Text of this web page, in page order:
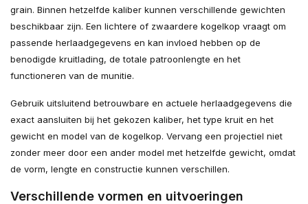
grain. Binnen hetzelfde kaliber kunnen verschillende gewichten
beschikbaar zijn. Een lichtere of zwaardere kogelkop vraagt om
passende herlaadgegevens en kan invloed hebben op de
benodigde kruitlading, de totale patroonlengte en het
functioneren van de munitie.
Gebruik uitsluitend betrouwbare en actuele herlaadgegevens die
exact aansluiten bij het gekozen kaliber, het type kruit en het
gewicht en model van de kogelkop. Vervang een projectiel niet
zonder meer door een ander model met hetzelfde gewicht, omdat
de vorm, lengte en constructie kunnen verschillen.
Verschillende vormen en uitvoeringen